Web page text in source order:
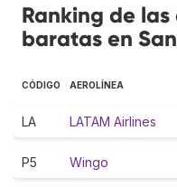
Ranking de
baratas en
CÓDIGO AEROLÍNEA
LA LATAM Airlines
P5 Wingo